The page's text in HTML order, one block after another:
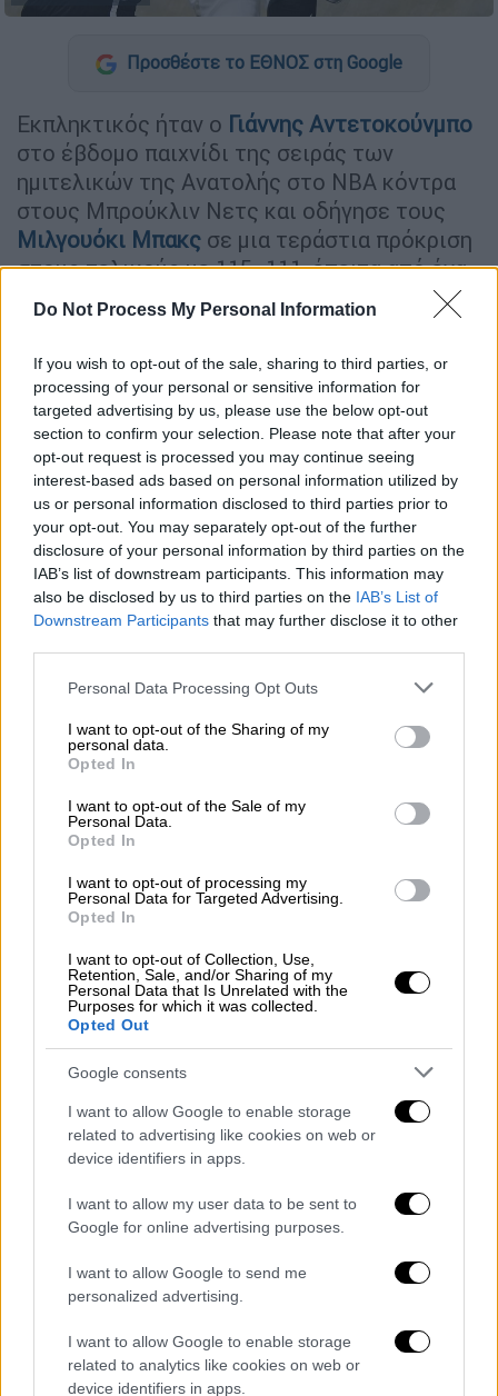
Do Not Process My Personal Information
If you wish to opt-out of the sale, sharing to third parties, or
processing of your personal or sensitive information for
targeted advertising by us, please use the below opt-out
section to confirm your selection. Please note that after your
opt-out request is processed you may continue seeing
interest-based ads based on personal information utilized by
us or personal information disclosed to third parties prior to
your opt-out. You may separately opt-out of the further
disclosure of your personal information by third parties on the
IAB’s list of downstream participants. This information may
also be disclosed by us to third parties on the IAB’s List of
Downstream Participants that may further disclose it to other
Please note that this website/app uses one or more Google
not limited to your visit or usage behaviour. You may click to
grant or deny consent to Google and its third-party tags to
use your data for below specified purposes in below Google
consent section.
Personal Data Processing Opt Outs
I want to opt-out of the Sharing of my
personal data.
Opted In
I want to opt-out of the Sale of my
Personal Data.
Opted In
I want to opt-out of processing my
Personal Data for Targeted Advertising.
Opted In
I want to opt-out of Collection, Use,
Retention, Sale, and/or Sharing of my
Personal Data that Is Unrelated with the
Purposes for which it was collected.
Opted Out
Google consents
I want to allow Google to enable storage
related to advertising like cookies on web or
device identifiers in apps.
I want to allow my user data to be sent to
Google for online advertising purposes.
I want to allow Google to send me
personalized advertising.
I want to allow Google to enable storage
related to analytics like cookies on web or
device identifiers in apps.
Προσθέστε το ΕΘΝΟΣ στη Google
Εκπληκτικός ήταν ο Γιάννης Αντετοκούνμπο
στο έβδομο παιχνίδι της σειράς των
ημιτελικών της Ανατολής στο ΝΒΑ κόντρα
στους Μπρούκλιν Νετς και οδήγησε τους
Μιλγουόκι Μπακς σε μια τεράστια πρόκριση
στους τελικούς με 115 -111, έπειτα από ένα
ματς – θρίλερ που κρίθηκε στην παράταση.
παιχνίδι με 40 πόντους (8/14 βολές, 13/18
δίποντα, 2/6 τρίποντα), 13 ριμπάουντ, 5
ασίστ, 1 τάπα και 3 λάθη σε 50 λεπτά.
Τρομερό παιχνίδι και από τον Κρις
Μίντλετον με 23 πόντους, 10 ριμπάουντ, 6
ασίστ και 5 κλεψίματα, ενώ 19 πόντους και 8
ριμπάουντ είχε ο Μπρουκ Λόπεζ, με τον
Τζρου Χόλιντεϊ να συνεισφέρει 13 πόντους,
8 ασίστ και 7 ριμπάουντ.
Στους 48 πόντους σταμάτησε από τους Νετς
ο Κέβιν Ντουράντ. Ο Τζέιμς Χάρντεν είχε 22
αλλά με 5/17 σουτ και έλειψε πολύ ο
τραυματίας Κάιρι Ίρβινγκ.
Πλέον οι Μπακςαναμένουν τον αντίπαλό
τους από το Game 7 ανάμεσα σε Σίξερς και